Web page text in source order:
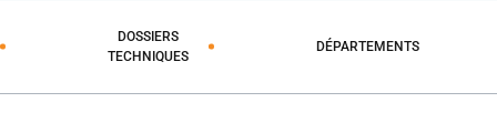
DOSSIERS
TECHNIQUES
DÉPARTEMENTS